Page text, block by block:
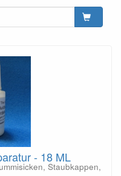
- 18 ML
Staubkappen,